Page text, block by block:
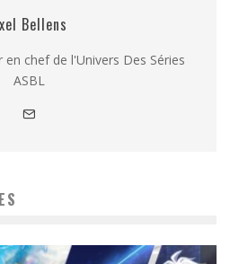
Bellens
chef de l'Univers Des Séries
ASBL